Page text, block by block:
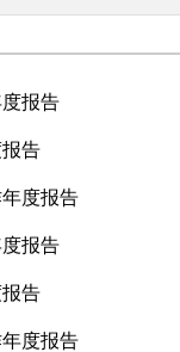
报告
告
度报告
报告
告
度报告